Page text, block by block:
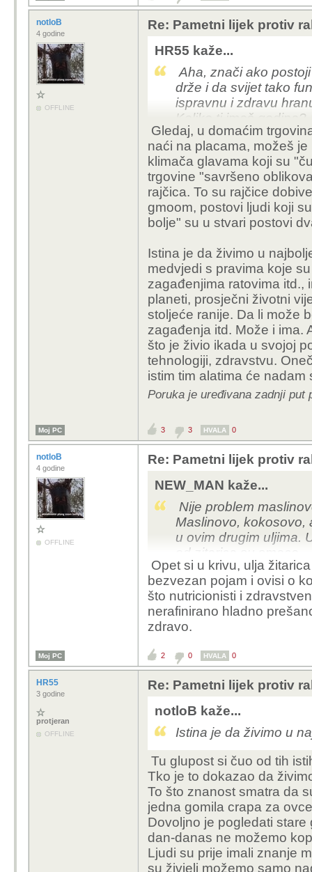
notloB
4 godine
OFFLINE
Re: Pametni lijek protiv
HR55 kaže...
Aha, znači ako
drže i da svijet tako
ispravnu i zdravu
Koliko ti imaš
Gledaj, u domaćim
naći na placama, možeš
klimača glavama koji su
trgovine "savršeno
rajčica. To su rajčice
gmoom, postovi ljudi koji
bolje" su u stvari postovi
Istina je da živimo u
medvjedi s pravima koje
zagađenjima ratovima itd.,
planeti, prosječni životni
stoljeće ranije. Da li može
zagađenja itd. Može i ima.
što je živio ikada u svojoj
tehnologiji, zdravstvu.
istim tim alatima će nadam
Poruka je uređivana zadnji put
Moj PC 3 3 HVALA 0
notloB
4 godine
OFFLINE
Re: Pametni lijek protiv
NEW_MAN kaže...
Nije problem
Maslinovo, kokosovo,
u ovim drugim uljima.
od zitarica su smece.
Dolaskom industrijske
Ekipica je skuzila da
otrovom. Ullja od
dolaskom nafte je
Drugi problem je
Opet si u krivu, ulja
bezvezan pojam i ovisi o
što nutricionisti i
nerafinirano hladno
zdravo.
Moj PC 2 0 HVALA 0
HR55
3 godine
protjeran
OFFLINE
Re: Pametni lijek protiv
notloB kaže...
Istina je da živimo u
Tu glupost si čuo od tih
Tko je to dokazao da
To što znanost smatra da
jedna gomila crapa za
Dovoljno je pogledati
dan-danas ne možemo
Ljudi su prije imali znanje
su živjeli možemo samo